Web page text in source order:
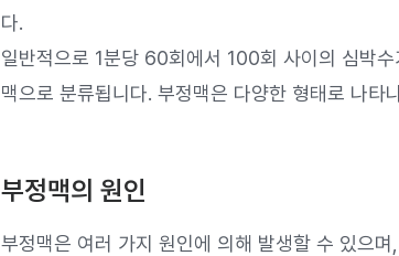
다.
일반적으로 1분당 60회에서 100회 사이의 심박
맥으로 분류됩니다. 부정맥은 다양한 형태로 나타
부정맥의 원인
부정맥은 여러 가지 원인에 의해 발생할 수 있으